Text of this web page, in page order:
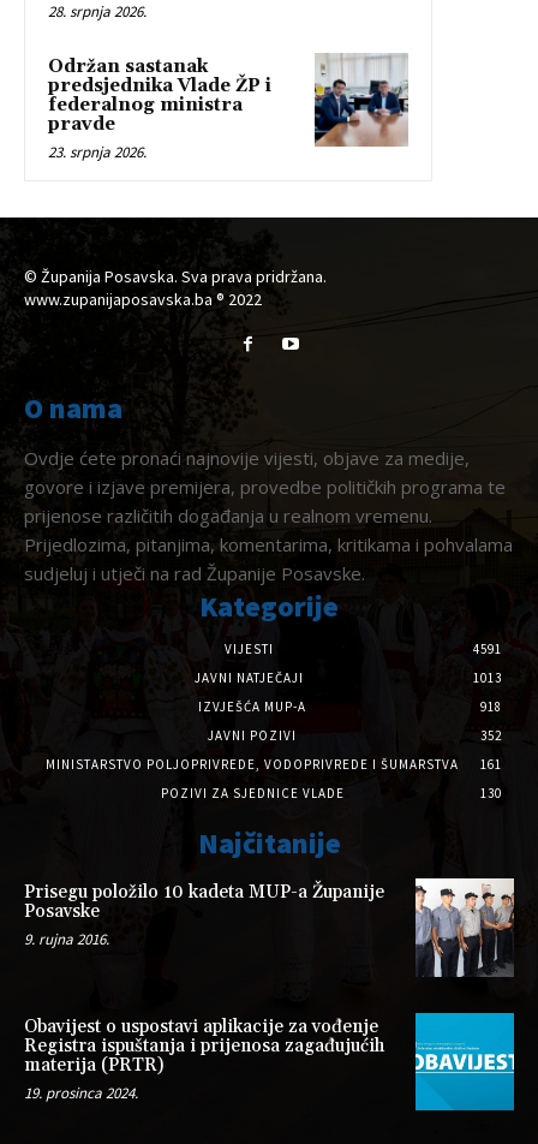
28. srpnja 2026.
Održan sastanak
predsjednika Vlade ŽP i
federalnog ministra
pravde
23. srpnja 2026.
© Županija Posavska. Sva prava pridržana.
www.zupanijaposavska.ba ® 2022
O nama
Ovdje ćete pronaći najnovije vijesti, objave za medije,
govore i izjave premijera, provedbe političkih programa te
prijenose različitih događanja u realnom vremenu.
Prijedlozima, pitanjima, komentarima, kritikama i pohvalama
sudjeluj i utječi na rad Županije Posavske.
Kategorije
VIJESTI
4591
JAVNI NATJEČAJI
1013
IZVJEŠĆA MUP-A
918
JAVNI POZIVI
352
MINISTARSTVO POLJOPRIVREDE, VODOPRIVREDE I ŠUMARSTVA
161
POZIVI ZA SJEDNICE VLADE
130
Najčitanije
Prisegu položilo 10 kadeta MUP-a Županije
Posavske
9. rujna 2016.
Obavijest o uspostavi aplikacije za vođenje
Registra ispuštanja i prijenosa zagađujućih
materija (PRTR)
19. prosinca 2024.